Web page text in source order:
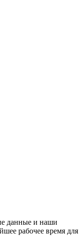
данные и наши
рабочее время для